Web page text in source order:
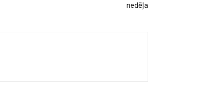
nedēļa